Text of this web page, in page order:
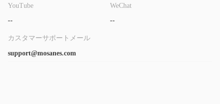
YouTube
--
WeChat
--
カスタマーサポートメール
support@mosanes.com